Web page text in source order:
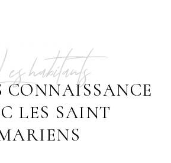
habitants
CONNAISSANCE
LES SAINT